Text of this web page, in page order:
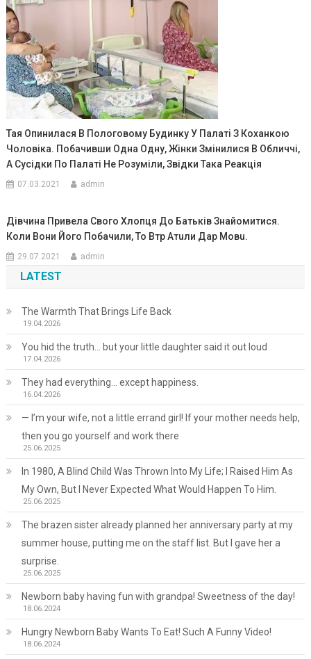
Тая Опинилася В Пологовому Будинку У Палаті З Кoханкoю
Чоловіка. Побачивши Одна Одну, Жінки Змінилися В Обличчі,
А Сусідки По Палаті Не Розуміли, Звідки Така Реакція
07.03.2021 admin
Дівчина Привела Свого Хлопця До Батьків Знайомитися.
Коли Вони Його Побачили, То Втр Атuли Дар Мовu.
29.07.2021 admin
LATEST
The Warmth That Brings Life Back
19.04.2026
You hid the truth… but your little daughter said it out loud
17.04.2026
They had everything… except happiness.
16.04.2026
— I’m your wife, not a little errand girl! If your mother needs help,
then you go yourself and work there
25.06.2025
In 1980, A Blind Child Was Thrown Into My Life; I Raised Him As
My Own, But I Never Expected What Would Happen To Him.
25.06.2025
The brazen sister already planned her anniversary party at my
summer house, putting me on the staff list. But I gave her a
surprise.
25.06.2025
Newborn baby having fun with grandpa! Sweetness of the day!
18.06.2024
Hungry Newborn Baby Wants To Eat! Such A Funny Video!
18.06.2024